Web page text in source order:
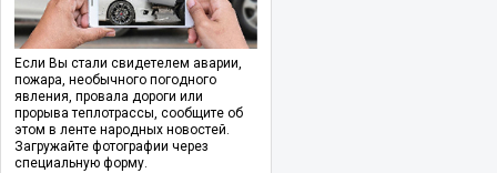
Если Вы стали свидетелем аварии,
пожара, необычного погодного
явления, провала дороги или
прорыва теплотрассы, сообщите об
этом в ленте народных новостей.
Загружайте фотографии через
специальную форму.